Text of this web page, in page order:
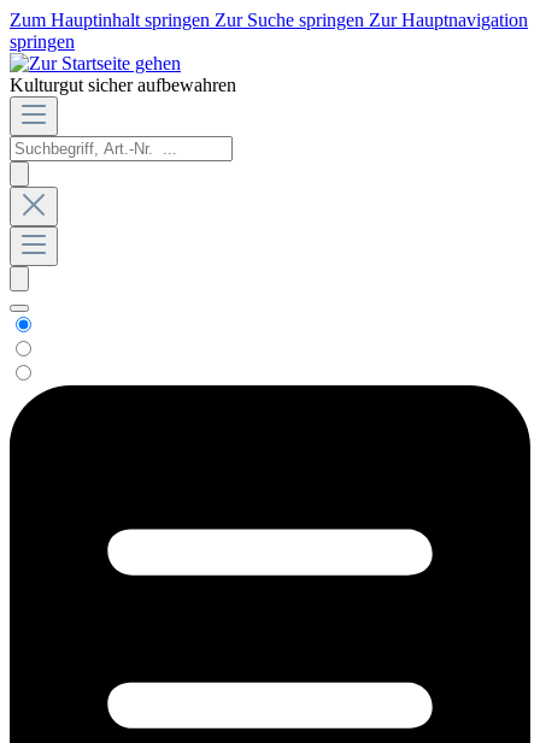
Zum Hauptinhalt springen Zur Suche springen Zur Hauptnavigation
springen
Kulturgut sicher aufbewahren